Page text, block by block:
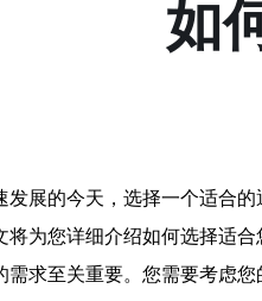
如
发展的今天，选择一个适合
将为您详细介绍如何选择适
需求至关重要。您需要考虑